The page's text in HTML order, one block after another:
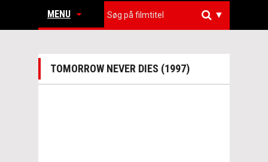
MENU ▼
TOMORROW NEVER DIES (1997)